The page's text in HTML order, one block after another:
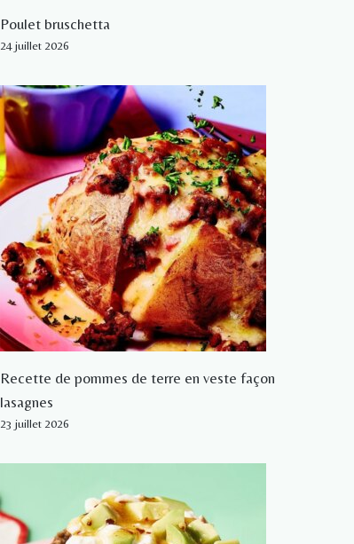
Poulet bruschetta
24 juillet 2026
Recette de pommes de terre en veste façon
lasagnes
23 juillet 2026